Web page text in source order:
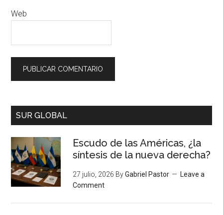
Web
SUR GLOBAL
Escudo de las Américas, ¿la
síntesis de la nueva derecha?
27 julio, 2026 ByGabriel Pastor
Leave a
Comment